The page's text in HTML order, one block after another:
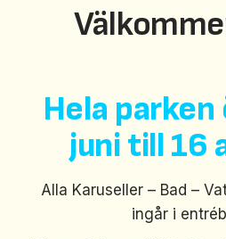
Hela parken
juni till 16
Alla Karuseller – Bad –
ingår i